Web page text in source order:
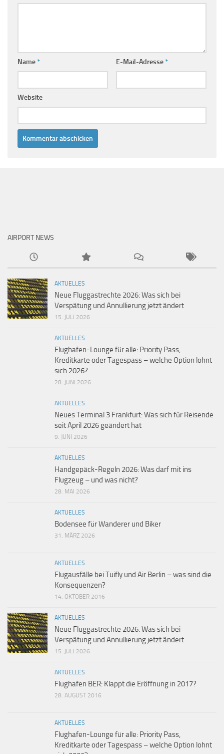
Name* E-Mail-Adresse*
Website
AIRPORT NEWS
AKTUELLES
Neue Fluggastrechte 2026: Was sich bei
Verspätung und Annullierung jetzt ändert
15. JULI 2026
AKTUELLES
Flughafen-Lounge für alle: Priority Pass,
Kreditkarte oder Tagespass – welche Option lohnt
sich 2026?
28. JUNI 2026
AKTUELLES
Neues Terminal 3 Frankfurt: Was sich für Reisende
seit April 2026 geändert hat
9. JUNI 2026
AKTUELLES
Handgepäck-Regeln 2026: Was darf mit ins
Flugzeug – und was nicht?
28. MAI 2026
AKTUELLES
Bodensee für Wanderer und Biker
31. MÄRZ 2026
AKTUELLES
Flugausfälle bei Tuifly und Air Berlin – was sind die
Konsequenzen?
14. OKTOBER 2016
AKTUELLES
Neue Fluggastrechte 2026: Was sich bei
Verspätung und Annullierung jetzt ändert
15. JULI 2026
AKTUELLES
Flughafen BER: Klappt die Eröffnung in 2017?
28. AUGUST 2016
AKTUELLES
Flughafen-Lounge für alle: Priority Pass,
Kreditkarte oder Tagespass – welche Option lohnt